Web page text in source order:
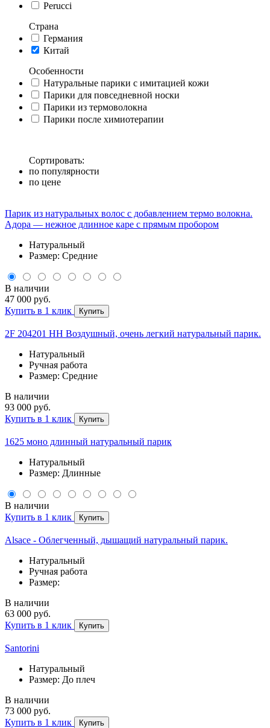
Perucci
Страна
Германия
Китай
Особенности
Натуральные парики с имитацией кожи
Парики для повседневной носки
Парики из термоволокна
Парики после химиотерапии
Сортировать:
по популярности
по цене
Парик из натуральных волос с добавлением термо волокна.
Адора — нежное длинное каре с прямым пробором
Натуральный
Размер: Средние
В наличии
47 000 руб.
Купить в 1 клик
Купить
2F 204201 HH Воздушный, очень легкий натуральный парик.
Натуральный
Ручная работа
Размер: Средние
В наличии
93 000 руб.
Купить в 1 клик
Купить
1625 моно длинный натуральный парик
Натуральный
Размер: Длинные
В наличии
Купить в 1 клик
Купить
Alsace - Облегченный, дышащий натуральный парик.
Натуральный
Ручная работа
Размер:
В наличии
63 000 руб.
Купить в 1 клик
Купить
Santorini
Натуральный
Размер: До плеч
В наличии
73 000 руб.
Купить в 1 клик
Купить